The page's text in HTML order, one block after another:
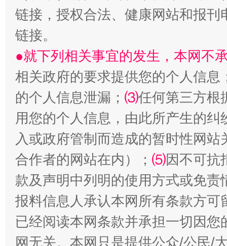
链接，授权合法、健康网站和报
链接。
●就下列相关事宜的发生，本网不
相关政府的要求提供您的个人信息
的个人信息泄漏； ⑶任何第三方根
用您的个人信息，由此所产生的纠
入或政府管制而造成的暂时性网
合作者的网站在内）； ⑸因不可抗
款及声明中列明的使用方式或免责
报料信息人承认本网所有条款方
已经阅读本网条款并承担一切因
网无关。本网只是提供公众/公民/